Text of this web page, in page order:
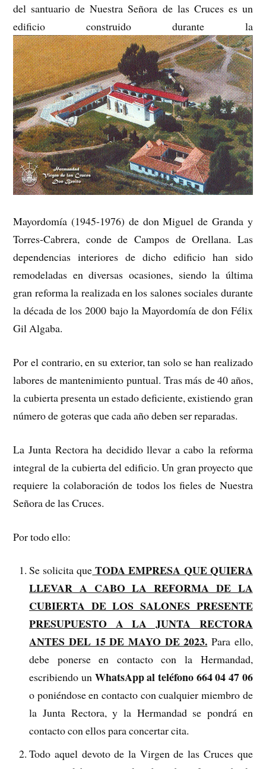
del santuario de Nuestra Señora de las Cruces es un
edificio construido durante la
Mayordomía (1945-1976) de don Miguel de Granda y
Torres-Cabrera, conde de Campos de Orellana. Las
dependencias interiores de dicho edificio han sido
remodeladas en diversas ocasiones, siendo la última
gran reforma la realizada en los salones sociales durante
la década de los 2000 bajo la Mayordomía de don Félix
Gil Algaba.
Por el contrario, en su exterior, tan solo se han realizado
labores de mantenimiento puntual. Tras más de 40 años,
la cubierta presenta un estado deficiente, existiendo gran
número de goteras que cada año deben ser reparadas.
La Junta Rectora ha decidido llevar a cabo la reforma
integral de la cubierta del edificio. Un gran proyecto que
requiere la colaboración de todos los fieles de Nuestra
Señora de las Cruces.
Por todo ello:
Se solicita que TODA EMPRESA QUE QUIERA
LLEVAR A CABO LA REFORMA DE LA
CUBIERTA DE LOS SALONES PRESENTE
PRESUPUESTO A LA JUNTA RECTORA
ANTES DEL 15 DE MAYO DE 2023. Para ello,
debe ponerse en contacto con la Hermandad,
escribiendo un WhatsApp al teléfono 664 04 47 06
o poniéndose en contacto con cualquier miembro de
la Junta Rectora, y la Hermandad se pondrá en
contacto con ellos para concertar cita.
Todo aquel devoto de la Virgen de las Cruces que